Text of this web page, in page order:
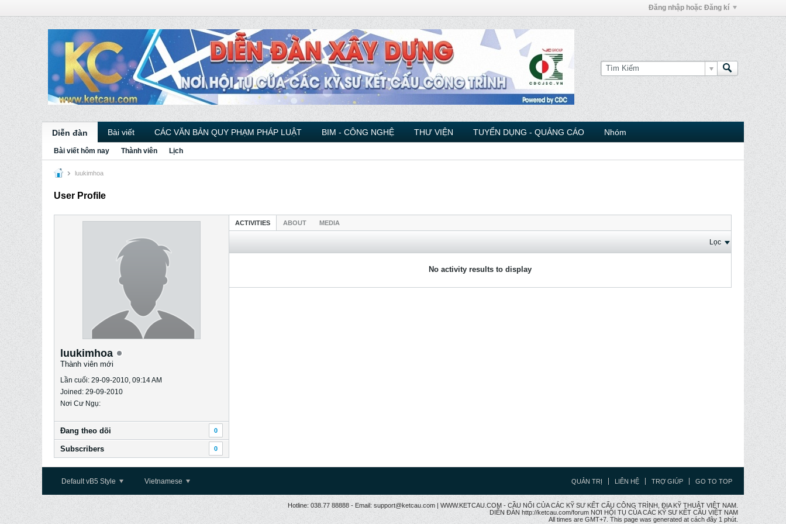
Đăng nhập hoặc Đăng kí
Diễn đàn Bài viết CÁC VĂN BẢN QUY PHẠM PHÁP LUẬT BIM - CÔNG NGHỆ THƯ VIỆN TUYỂN DỤNG - QUẢNG CÁO Nhóm
Bài viết hôm nay Thành viên Lịch
luukimhoa
User Profile
luukimhoa
Thành viên mới
Lần cuối: 29-09-2010, 09:14 AM
Joined: 29-09-2010
Nơi Cư Ngụ:
Ðang theo dõi 0
Subscribers 0
ACTIVITIES ABOUT MEDIA
Lọc
No activity results to display
Default vB5 Style Vietnamese QUẢN TRỊ LIÊN HỆ TRỢ GIÚP GO TO TOP
Hotline: 038.77 88888 - Email: support@ketcau.com | WWW.KETCAU.COM - CẦU NỐI CỦA CÁC KỸ SƯ KẾT CẤU CÔNG TRÌNH, ĐỊA KỸ THUẬT VIỆT NAM.
DIỄN ĐÀN http://ketcau.com/forum NƠI HỘI TỤ CỦA CÁC KỸ SƯ KẾT CÂU VIỆT NAM
All times are GMT+7. This page was generated at cách đây 1 phút.